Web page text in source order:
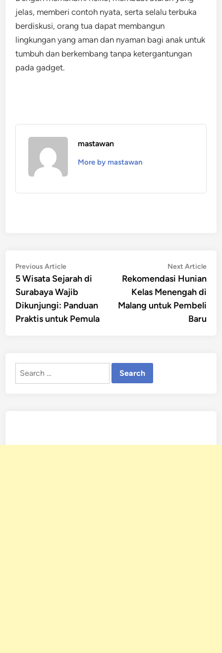
jelas, memberi contoh nyata, serta selalu terbuka
berdiskusi, orang tua dapat membangun
lingkungan yang aman dan nyaman bagi anak untuk
tumbuh dan berkembang tanpa ketergantungan
pada gadget.
mastawan
More by mastawan
Post
navigation
Previous ArticlePrevious
article:
5 Wisata Sejarah di
Surabaya Wajib
Dikunjungi: Panduan
Praktis untuk Pemula
Next Article
Rekomendasi Hunian
Kelas Menengah di
Malang untuk Pembeli
Baru
Search